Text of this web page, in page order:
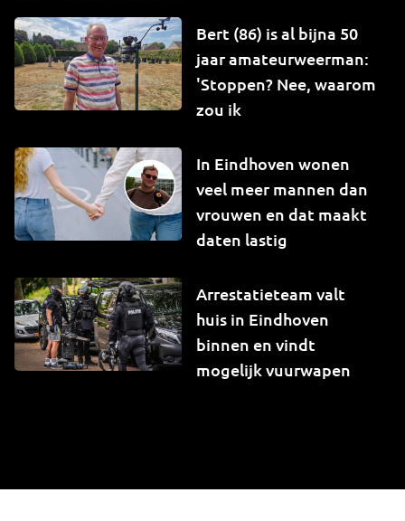
Bert (86) is al bijna 50
jaar amateurweerman:
'Stoppen? Nee, waarom
zou ik
In Eindhoven wonen
veel meer mannen dan
vrouwen en dat maakt
daten lastig
Arrestatieteam valt
huis in Eindhoven
binnen en vindt
mogelijk vuurwapen